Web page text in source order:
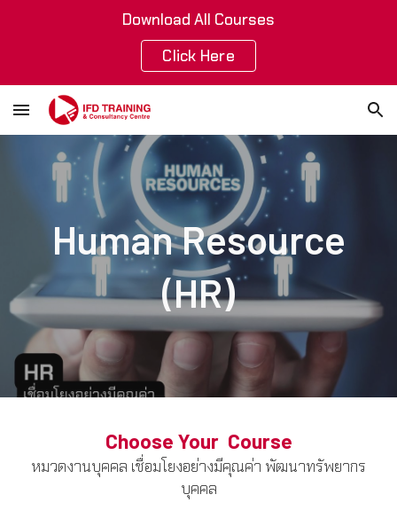
Download All Courses
Click Here
Human Resource
(HR)
Choose Your Course
หมวดงานบุคคล เชื่อมโยงอย่างมีคุณค่า พัฒนาทรัพยากร
บุคคล